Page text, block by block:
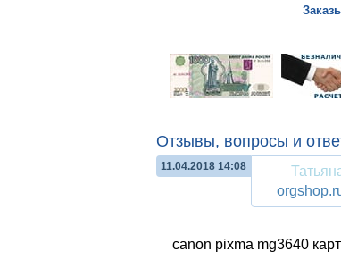
Отзывы, вопросы и
11.04.2018 14:08
canon pixma mg3640